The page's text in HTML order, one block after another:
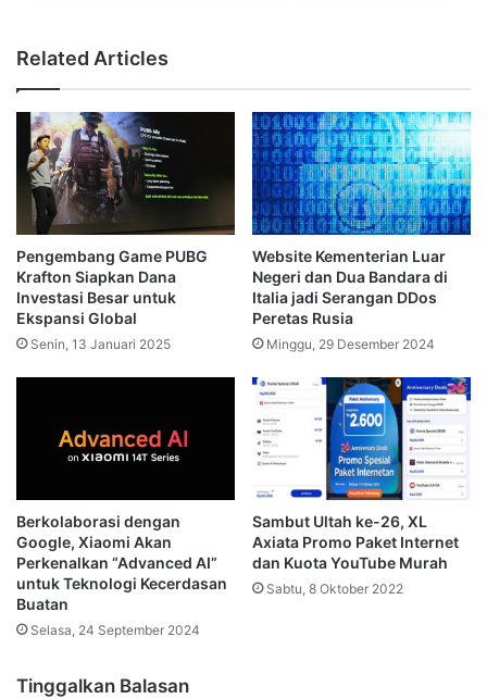
Related Articles
Pengembang Game PUBG
Krafton Siapkan Dana
Investasi Besar untuk
Ekspansi Global
Senin, 13 Januari 2025
Website Kementerian Luar
Negeri dan Dua Bandara di
Italia jadi Serangan DDos
Peretas Rusia
Minggu, 29 Desember 2024
Berkolaborasi dengan
Google, Xiaomi Akan
Perkenalkan “Advanced AI”
untuk Teknologi Kecerdasan
Buatan
Selasa, 24 September 2024
Sambut Ultah ke-26, XL
Axiata Promo Paket Internet
dan Kuota YouTube Murah
Sabtu, 8 Oktober 2022
Tinggalkan Balasan